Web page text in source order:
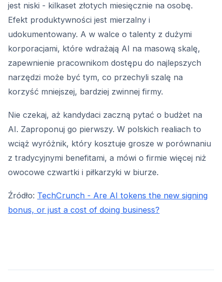
jest niski - kilkaset złotych miesięcznie na osobę.
Efekt produktywności jest mierzalny i
udokumentowany. A w walce o talenty z dużymi
korporacjami, które wdrażają AI na masową skalę,
zapewnienie pracownikom dostępu do najlepszych
narzędzi może być tym, co przechyli szalę na
korzyść mniejszej, bardziej zwinnej firmy.
Nie czekaj, aż kandydaci zaczną pytać o budżet na
AI. Zaproponuj go pierwszy. W polskich realiach to
wciąż wyróżnik, który kosztuje grosze w porównaniu
z tradycyjnymi benefitami, a mówi o firmie więcej niż
owocowe czwartki i piłkarzyki w biurze.
Źródło: TechCrunch - Are AI tokens the new signing
bonus, or just a cost of doing business?